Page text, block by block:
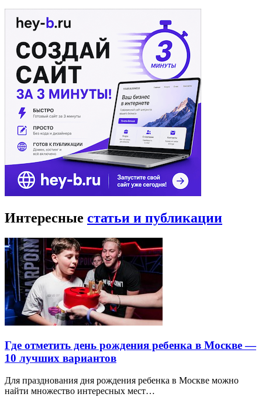
Интересные статьи и публикации
Где отметить день рождения ребенка в Москве —
10 лучших вариантов
Для празднования дня рождения ребенка в Москве можно
найти множество интересных мест…